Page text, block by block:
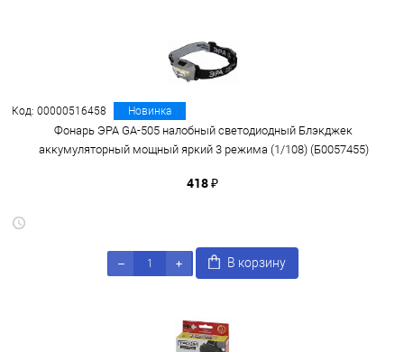
Код: 00000516458 Новинка
Фонарь ЭРА GA-505 налобный светодиодный Блэкджек
аккумуляторный мощный яркий 3 режима (1/108) (Б0057455)
418 ₽
В корзину